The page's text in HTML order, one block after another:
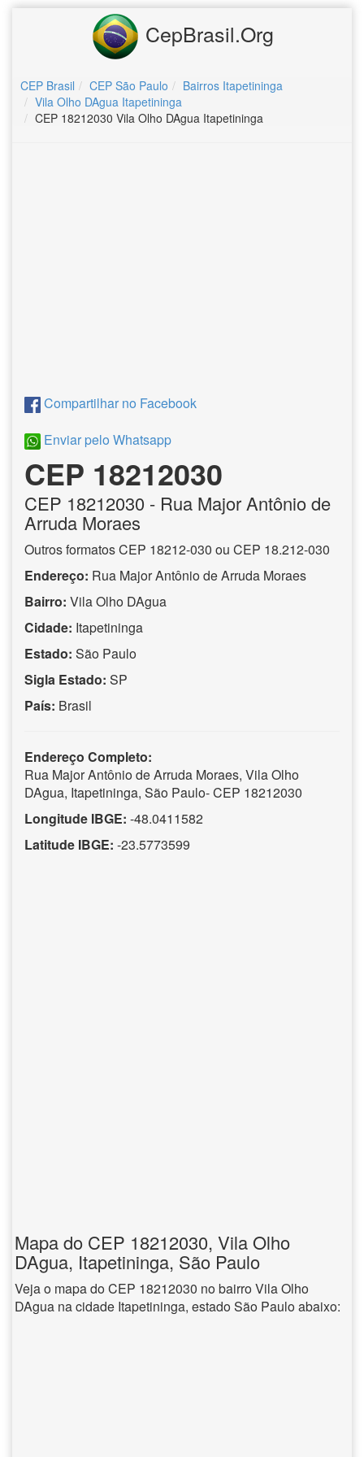
CepBrasil.Org
CEP Brasil CEP São Paulo
Bairros Itapetininga
Vila Olho DAgua Itapetininga
CEP 18212030 Vila Olho DAgua Itapetininga
Compartilhar no Facebook
Enviar pelo Whatsapp
CEP 18212030
CEP 18212030 - Rua Major Antônio de
Arruda Moraes
Outros formatos CEP 18212-030 ou CEP 18.212-030
Endereço: Rua Major Antônio de Arruda Moraes
Bairro: Vila Olho DAgua
Cidade: Itapetininga
Estado: São Paulo
Sigla Estado: SP
País: Brasil
Endereço Completo:
Rua Major Antônio de Arruda Moraes, Vila Olho
DAgua, Itapetininga, São Paulo- CEP 18212030
Longitude IBGE: -48.0411582
Latitude IBGE: -23.5773599
Mapa do CEP 18212030, Vila Olho
DAgua, Itapetininga, São Paulo
Veja o mapa do CEP 18212030 no bairro Vila Olho
DAgua na cidade Itapetininga, estado São Paulo abaixo: